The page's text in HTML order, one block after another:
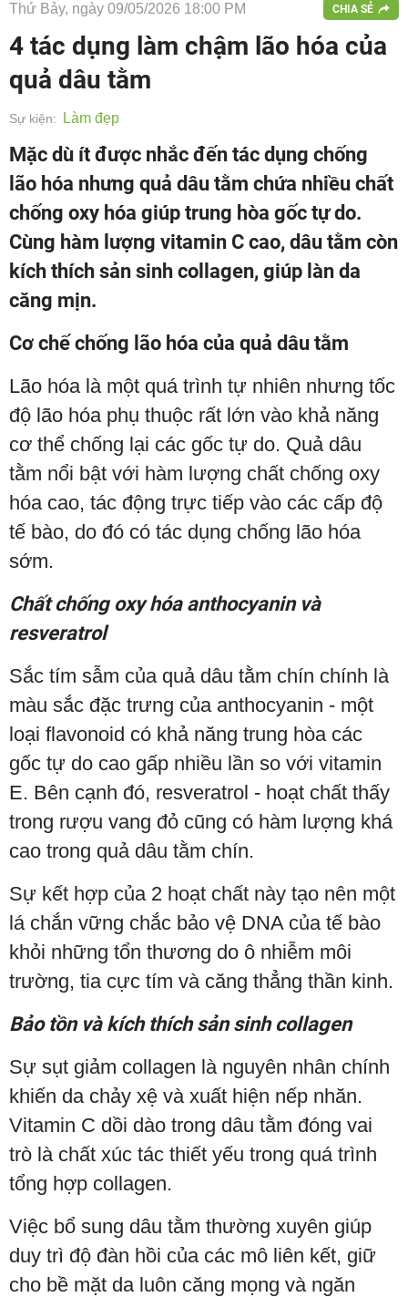
Thứ Bảy, ngày 09/05/2026 18:00 PM CHIA SẺ
4 tác dụng làm chậm lão hóa của
quả dâu tằm
Sự kiện: Làm đẹp
Mặc dù ít được nhắc đến tác dụng chống
lão hóa nhưng quả dâu tằm chứa nhiều chất
chống oxy hóa giúp trung hòa gốc tự do.
Cùng hàm lượng vitamin C cao, dâu tằm còn
kích thích sản sinh collagen, giúp làn da
căng mịn.
Cơ chế chống lão hóa của quả dâu tằm
Lão hóa là một quá trình tự nhiên nhưng tốc
độ lão hóa phụ thuộc rất lớn vào khả năng
cơ thể chống lại các gốc tự do. Quả dâu
tằm nổi bật với hàm lượng chất chống oxy
hóa cao, tác động trực tiếp vào các cấp độ
tế bào, do đó có tác dụng chống lão hóa
sớm.
Chất chống oxy hóa anthocyanin và
resveratrol
Sắc tím sẫm của quả dâu tằm chín chính là
màu sắc đặc trưng của anthocyanin - một
loại flavonoid có khả năng trung hòa các
gốc tự do cao gấp nhiều lần so với vitamin
E. Bên cạnh đó, resveratrol - hoạt chất thấy
trong rượu vang đỏ cũng có hàm lượng khá
cao trong quả dâu tằm chín.
Sự kết hợp của 2 hoạt chất này tạo nên một
lá chắn vững chắc bảo vệ DNA của tế bào
khỏi những tổn thương do ô nhiễm môi
trường, tia cực tím và căng thẳng thần kinh.
Bảo tồn và kích thích sản sinh collagen
Sự sụt giảm collagen là nguyên nhân chính
khiến da chảy xệ và xuất hiện nếp nhăn.
Vitamin C dồi dào trong dâu tằm đóng vai
trò là chất xúc tác thiết yếu trong quá trình
tổng hợp collagen.
Việc bổ sung dâu tằm thường xuyên giúp
duy trì độ đàn hồi của các mô liên kết, giữ
cho bề mặt da luôn căng mọng và ngăn